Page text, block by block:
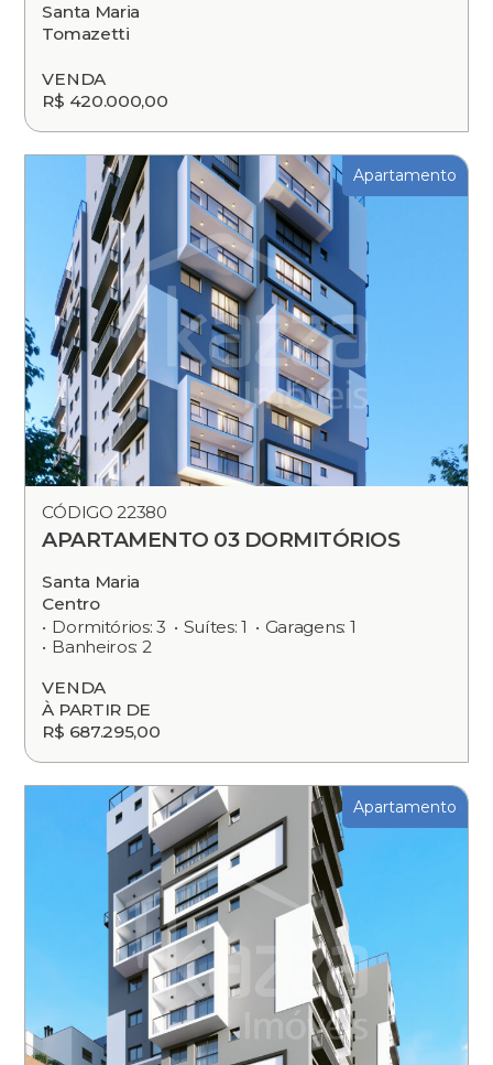
Santa Maria
Tomazetti
VENDA
R$ 420.000,00
Apartamento
CÓDIGO 22380
APARTAMENTO 03 DORMITÓRIOS
Santa Maria
Centro
Dormitórios: 3
Suítes: 1
Garagens: 1
Banheiros: 2
VENDA
À PARTIR DE
R$ 687.295,00
Apartamento